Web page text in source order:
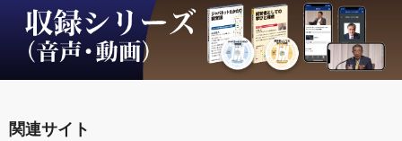
関連サイト